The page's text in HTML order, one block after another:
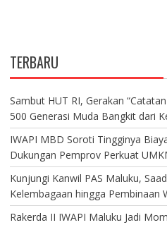
TERBARU
Sambut HUT RI, Gerakan
500 Generasi Muda Bangkit dari
IWAPI MBD Soroti Tingginya
Dukungan Pemprov Perkuat
Kunjungi Kanwil PAS Maluku,
Kelembagaan hingga Pembinaan
Rakerda II IWAPI Maluku Jadi